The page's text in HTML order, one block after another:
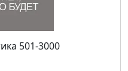
501-3000